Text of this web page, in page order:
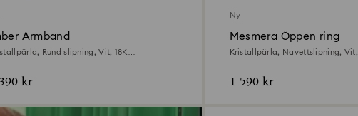
Armband
Rund slipning, Vit, 18K
kr
Ny
Mesmera Öppen ring
Kristallpärla, Navettslipning, Vit,
1 590 kr